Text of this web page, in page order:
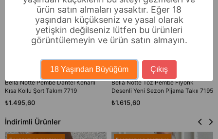
Bella Notte Pembe Dantel Kenarlı
Kısa Kollu Şort Takım 7719
₺1.495,60
Bella Notte Toz Pembe Fiyonk
Desenli Yeni Sezon Pijama Takıı 7195
₺1.615,60
İndirimli Ürünler
ürün satın almaları yasaktır. Eğer 18
yaşından küçükseniz ve yasal olarak
yetişkin değilseniz lütfen bu ürünleri
görüntülemeyin ve ürün satın almayın.
18 Yaşından Büyüğüm Çıkış